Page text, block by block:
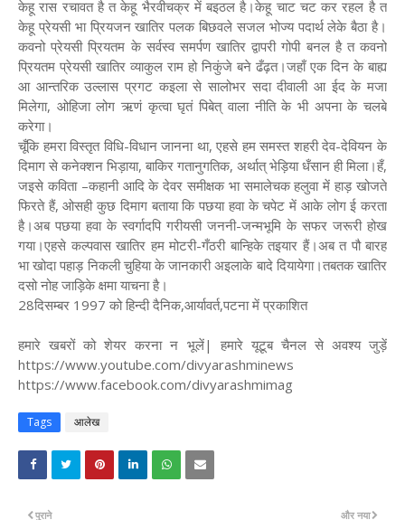
केहू रास रचावत है त केहू भैरवीचक्र में बइठल है।केहू चाट चट कर रहल है त
केहू प्रेयसी भा प्रियजन खातिर पलक बिछवले सजल भोज्य पदार्थ लेके बैठा है।
कवनो प्रेयसी प्रियतम के सर्वस्व समर्पण खातिर द्वापरी गोपी बनल है त कवनो
प्रियतम प्रेयसी खातिर व्याकुल राम हो निकुंजे बने ढँढ़त।जहाँ एक दिन के बाह्य
आ आन्तरिक उल्लास प्रगट कइला से सालोभर सदा दीवाली आ ईद के मजा
मिलेगा, ओहिजा लोग ऋणं कृत्वा घृतं पिबेत् वाला नीति के भी अपना के चलबे
करेगा।
चूँकि हमरा विस्तृत विधि-विधान जानना था, एहसे हम समस्त शहरी देव-देवियन के
दिमाग से कनेक्शन भिड़ाया, बाकिर गतानुगतिक, अर्थात् भेड़िया धँसान ही मिला।हँ,
जइसे कविता –कहानी आदि के देवर समीक्षक भा समालेचक हलुवा में हाड़ खोजते
फिरते हैं, ओसही कुछ दिमाग बताया कि पछया हवा के चपेट में आके लोग ई करता
है।अब पछया हवा के स्वर्गादपि गरीयसी जननी-जन्मभूमि के सफर जरूरी होख
गया।एहसे कल्पवास खातिर हम मोटरी-गँठरी बान्हिके तइयार हैं।अब त पौ बारह
भा खोदा पहाड़ निकली चुहिया के जानकारी अइलाके बादे दियायेगा।तबतक खातिर
दसो नोह जाड़िके क्षमा याचना है।
28दिसम्बर 1997 को हिन्दी दैनिक,आर्यावर्त,पटना में प्रकाशित
हमारे खबरों को शेयर करना न भूलें| हमारे यूटूब चैनल से अवश्य जुड़ें
https://www.youtube.com/divyarashminews
https://www.facebook.com/divyarashmimag
Tags आलेख
और नया
पुराने